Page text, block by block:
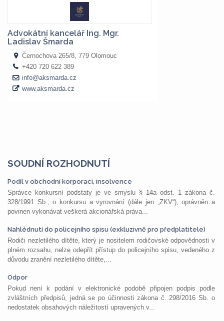
SOUDNÍ ROZHODNUTÍ
Podíl v obchodní korporaci, insolvence
Správce konkursní podstaty je ve smyslu § 14a odst. 1 zákona č.
328/1991 Sb., o konkursu a vyrovnání (dále jen „ZKV“), oprávněn a
povinen vykonávat veškerá akcionářská práva...
Nahlédnutí do policejního spisu (exkluzivně pro předplatitele)
Rodiči nezletilého dítěte, který je nositelem rodičovské odpovědnosti v
plném rozsahu, nelze odepřít přístup do policejního spisu, vedeného z
důvodu zranění nezletilého dítěte,...
Odpor
Pokud není k podání v elektronické podobě připojen podpis podle
zvláštních předpisů, jedná se po účinnosti zákona č. 298/2016 Sb. o
nedostatek obsahových náležitostí upravených v...